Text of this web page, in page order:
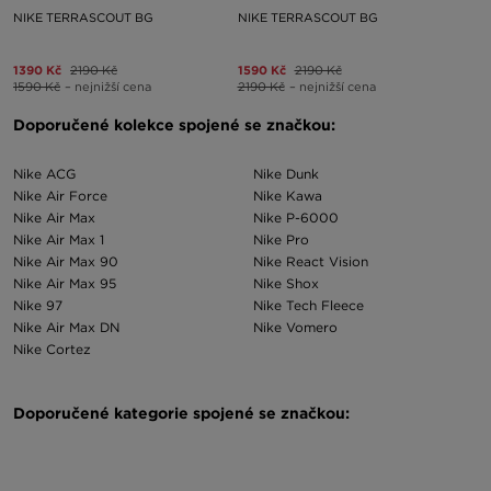
NIKE TERRASCOUT BG
1390 Kč 2190 Kč
1590 Kč – nejnižší cena
NIKE TERRASCOUT BG
1590 Kč 2190 Kč
2190 Kč – nejnižší cena
Doporučené kolekce spojené se značkou:
Nike ACG
Nike Air Force
Nike Air Max
Nike Air Max 1
Nike Air Max 90
Nike Air Max 95
Nike 97
Nike Air Max DN
Nike Cortez
Nike Dunk
Nike Kawa
Nike P-6000
Nike Pro
Nike React Vision
Nike Shox
Nike Tech Fleece
Nike Vomero
Doporučené kategorie spojené se značkou: